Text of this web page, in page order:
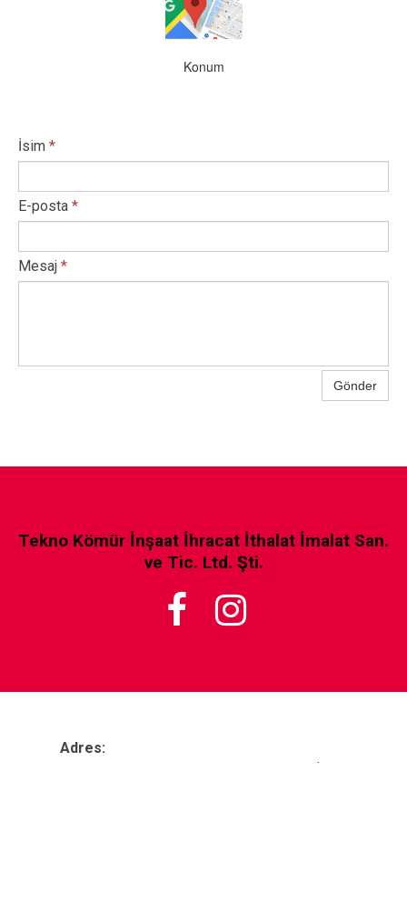
Konum
İsim *
E-posta *
Mesaj *
Gönder
Tekno Kömür İnşaat İhracat İthalat İmalat San.
ve Tic. Ltd. Şti.
 
Adres: